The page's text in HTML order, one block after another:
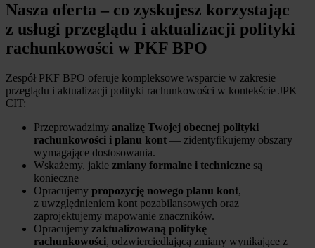
Nasza oferta – co zyskujesz korzystając
z usługi przeglądu i aktualizacji polityki
rachunkowości w PKF BPO
Zespół PKF BPO oferuje kompleksowe wsparcie w zakresie
przeglądu i aktualizacji polityki rachunkowości w kontekście JPK
CIT:
Przeprowadzimy analizę Twojej obecnej polityki
rachunkowości i planu kont — zidentyfikujemy obszary
wymagające dostosowania.
Wskażemy, jakie zmiany formalne i techniczne są
konieczne
Opracujemy propozycję nowego planu kont,
z uwzględnieniem kont pozabilansowych oraz
zaprojektujemy mapowanie znaczników.
Opracujemy zaktualizowaną politykę
rachunkowości, odzwierciedlającą zmiany wynikające z